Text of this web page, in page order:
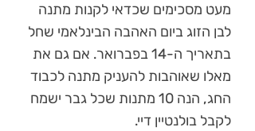
מעט מסכימים שכדאי לקנות מתנה
לבן הזוג ביום האהבה הבינלאמי שחל
בתאריך ה-14 בפברואר. אם גם את
מאלו שאוהבות להעניק מתנה לכבוד
החג, הנה 10 מתנות שכל גבר ישמח
לקבל בולנטיין דיי.